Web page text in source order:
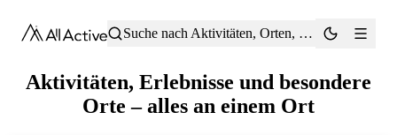
® Suche nach Aktivitäten, Orten, Tipps …
Aktivitäten, Erlebnisse und besondere
Orte – alles an einem Ort